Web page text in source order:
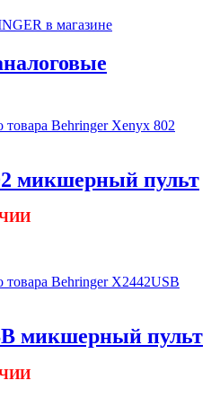
в магазине
микшерный пульт
микшерный пульт